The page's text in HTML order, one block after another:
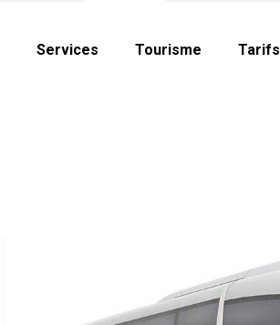
Services Tourisme Tarifs